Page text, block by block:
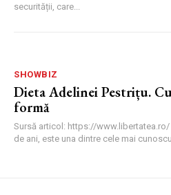
securității, care...
SHOWBIZ
Dieta Adelinei Pestrițu.
formă
Sursă articol: https://www.libertatea.ro/ Adelina Pestrițu, în vârstă de 38
de ani, este una dintre cele mai